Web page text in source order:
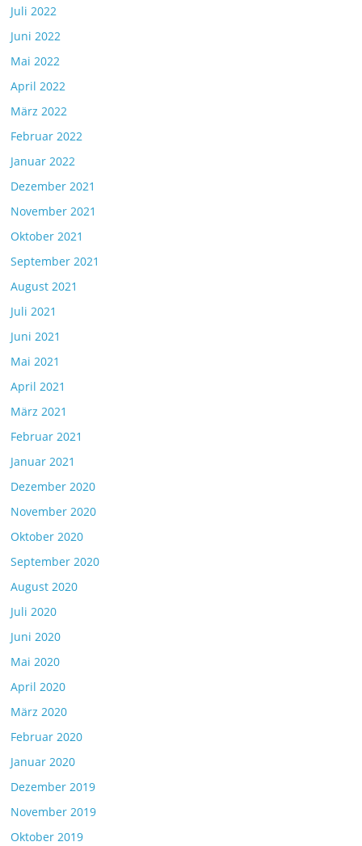
Juli 2022
Juni 2022
Mai 2022
April 2022
März 2022
Februar 2022
Januar 2022
Dezember 2021
November 2021
Oktober 2021
September 2021
August 2021
Juli 2021
Juni 2021
Mai 2021
April 2021
März 2021
Februar 2021
Januar 2021
Dezember 2020
November 2020
Oktober 2020
September 2020
August 2020
Juli 2020
Juni 2020
Mai 2020
April 2020
März 2020
Februar 2020
Januar 2020
Dezember 2019
November 2019
Oktober 2019